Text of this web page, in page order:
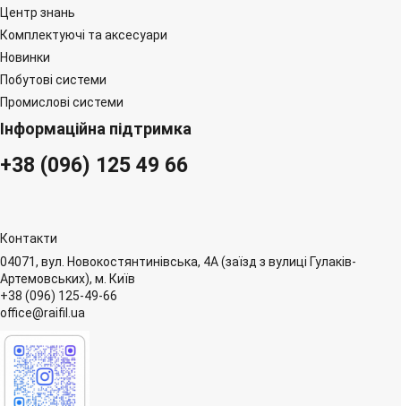
Центр знань
Комплектуючі та аксесуари
Новинки
Побутові системи
Промислові системи
Інформаційна підтримка
+38 (096) 125 49 66
Контакти
04071, вул. Новокостянтинівська, 4А (заїзд з вулиці Гулаків-
Артемовських), м. Київ
+38 (096) 125-49-66
office@raifil.ua